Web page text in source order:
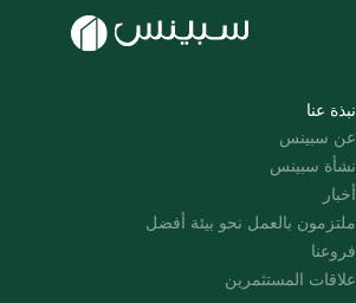
نبذة عنا
عن سبينس
نشأة سبينس
أخبار
ملتزمون بالعمل نحو بيئة أفضل
فروعنا
علاقات المستثمرين